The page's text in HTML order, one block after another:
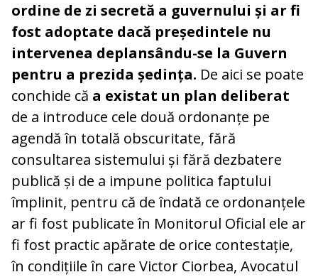
ordine de zi secretă a guvernului și ar fi
fost adoptate dacă președintele nu
intervenea deplansându-se la Guvern
pentru a prezida ședința. De aici se poate
conchide că a existat un plan deliberat
de a introduce cele două ordonanțe pe
agendă în totală obscuritate, fără
consultarea sistemului și fără dezbatere
publică și de a impune politica faptului
împlinit, pentru că de îndată ce ordonanțele
ar fi fost publicate în Monitorul Oficial ele ar
fi fost practic apărate de orice contestație,
în condițiile în care Victor Ciorbea, Avocatul